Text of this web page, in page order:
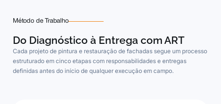
Método de Trabalho
Do Diagnóstico à Entrega com ART
Cada projeto de pintura e restauração de fachadas segue um processo
estruturado em cinco etapas com responsabilidades e entregas
definidas antes do início de qualquer execução em campo.